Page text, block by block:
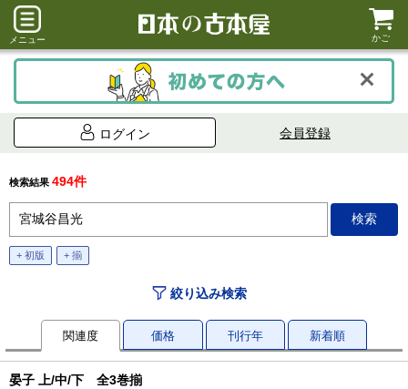
メニュー かご
ログイン 会員登録
検索結果 494件
+ 初版 + 揃
絞り込み検索
関連度 価格 刊行年 新着順
晏子 上/中/下 全3巻揃